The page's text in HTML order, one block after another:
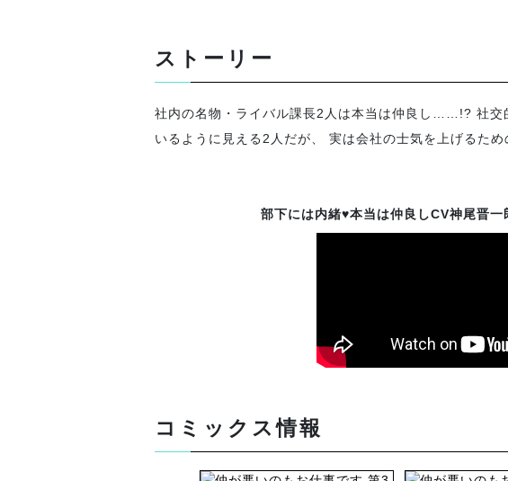
ストーリー
社内の名物・ライバル課長2人は本当は仲良し……!? 社交
いるように見える2人だが、 実は会社の士気を上げるた
部下には内緒♥本当は仲良しCV神尾晋
コミックス情報